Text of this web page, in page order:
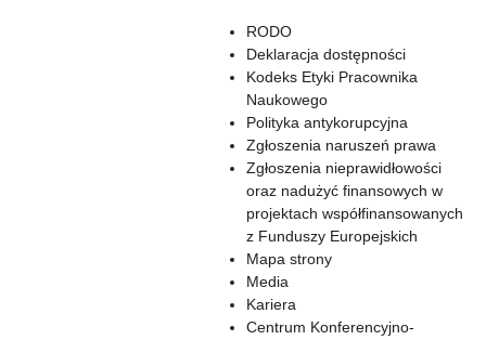
RODO
Deklaracja dostępności
Kodeks Etyki Pracownika
Naukowego
Polityka antykorupcyjna
Zgłoszenia naruszeń prawa
Zgłoszenia nieprawidłowości
oraz nadużyć finansowych w
projektach współfinansowanych
z Funduszy Europejskich
Mapa strony
Media
Kariera
Centrum Konferencyjno-